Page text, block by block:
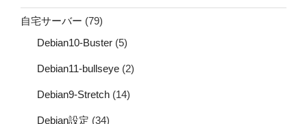
自宅サーバー (79)
Debian10-Buster (5)
Debian11-bullseye (2)
Debian9-Stretch (14)
Debian設定 (34)